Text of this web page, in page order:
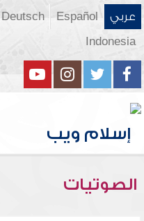
عربي Español
Deutsch
Indonesia
الصوتيات